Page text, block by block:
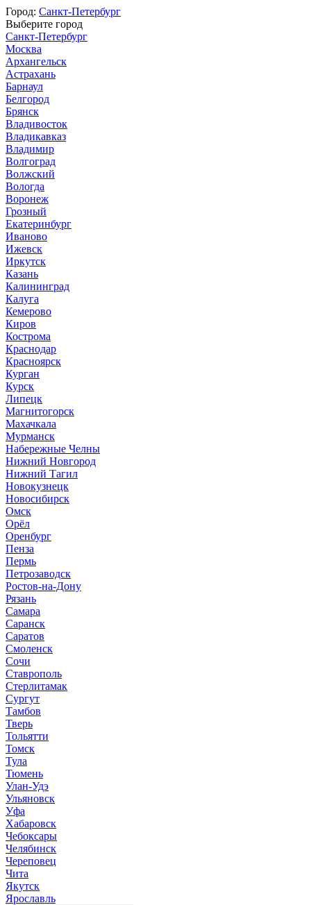
Город: Санкт-Петербург
Выберите город
Санкт-Петербург
Москва
Архангельск
Астрахань
Барнаул
Белгород
Брянск
Владивосток
Владикавказ
Владимир
Волгоград
Волжский
Вологда
Воронеж
Грозный
Екатеринбург
Иваново
Ижевск
Иркутск
Казань
Калининград
Калуга
Кемерово
Киров
Кострома
Краснодар
Красноярск
Курган
Курск
Липецк
Магнитогорск
Махачкала
Мурманск
Набережные Челны
Нижний Новгород
Нижний Тагил
Новокузнецк
Новосибирск
Омск
Орёл
Оренбург
Пенза
Пермь
Петрозаводск
Ростов-на-Дону
Рязань
Самара
Саранск
Саратов
Смоленск
Сочи
Ставрополь
Стерлитамак
Сургут
Тамбов
Тверь
Тольятти
Томск
Тула
Тюмень
Улан-Удэ
Ульяновск
Уфа
Хабаровск
Чебоксары
Челябинск
Череповец
Чита
Якутск
Ярославль